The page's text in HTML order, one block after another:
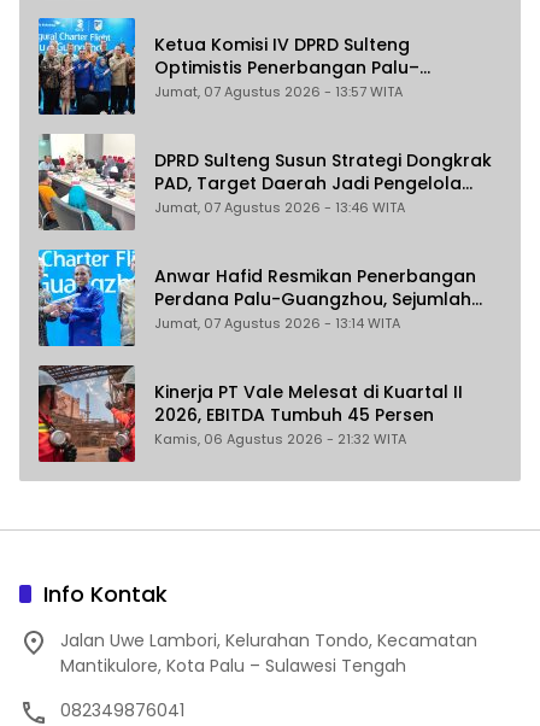
Ketua Komisi IV DPRD Sulteng
Optimistis Penerbangan Palu–
Guangzhou Dongkrak Ekspor dan
Jumat, 07 Agustus 2026 - 13:57 WITA
DPRD Sulteng Susun Strategi Dongkrak
PAD, Target Daerah Jadi Pengelola
Sekaligus Penghasil
Jumat, 07 Agustus 2026 - 13:46 WITA
Anwar Hafid Resmikan Penerbangan
Perdana Palu-Guangzhou, Sejumlah
Maskapai Jajaki Rute Malaysia dan
Jumat, 07 Agustus 2026 - 13:14 WITA
Kinerja PT Vale Melesat di Kuartal II
2026, EBITDA Tumbuh 45 Persen
Kamis, 06 Agustus 2026 - 21:32 WITA
Info Kontak
Jalan Uwe Lambori, Kelurahan Tondo, Kecamatan
Mantikulore, Kota Palu – Sulawesi Tengah
082349876041